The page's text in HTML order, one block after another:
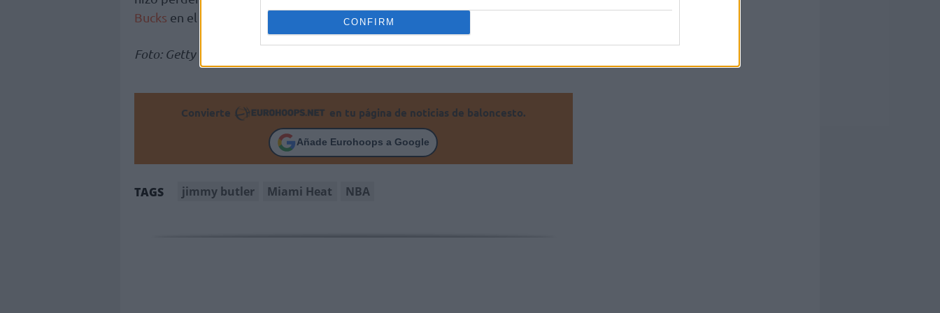
CONFIRM
Bucks en el Fiserv Forum el jueves.
Foto: Getty Images
Convierte en tu página de noticias de baloncesto.
Añade Eurohoops a Google
TAGS jimmy butler Miami Heat NBA